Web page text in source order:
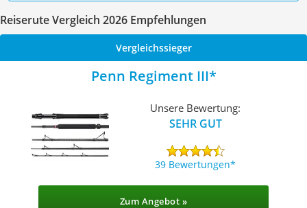
Reiserute Vergleich 2026 Empfehlungen
Vergleichssieger
Penn Regiment III
Unsere Bewertung:
SEHR GUT
39 Bewertungen
Zum Angebot »